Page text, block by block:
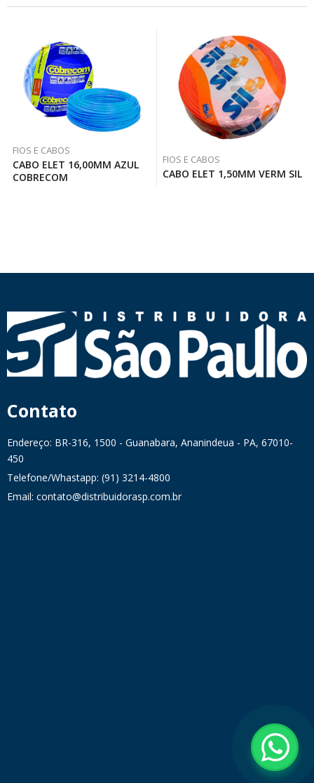
FIOS E CABOS
CABO ELET 16,00MM AZUL
COBRECOM
FIOS E CABOS
CABO ELET 1,50MM VERM SIL
Contato
Endereço: BR-316, 1500 - Guanabara, Ananindeua - PA, 67010-
450
Telefone/Whastapp: (91) 3214-4800
Email: contato@distribuidorasp.com.br